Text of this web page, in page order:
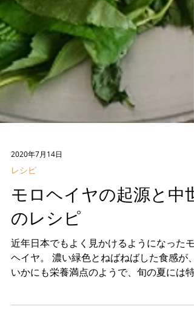
2020年7月14日
レシピ
モロヘイヤの起源と中世